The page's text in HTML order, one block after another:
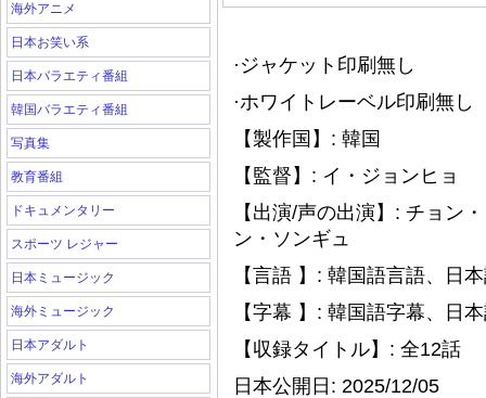
海外アニメ
日本お笑い系
日本バラエティ番組
韓国バラエティ番組
写真集
教育番組
ドキュメンタリー
スポーツ レジャー
日本ミュージック
海外ミュージック
日本アダルト
海外アダルト
·ジャケット印刷無し
·ホワイトレーベル印刷無
【製作国】: 韓国
【監督】: イ・ジョンヒョ
【出演/声の出演】: チョン
ン・ソンギュ
【言語 】: 韓国語言語、日
【字幕 】: 韓国語字幕、日
【収録タイトル】: 全12話
日本公開日: 2025/12/05